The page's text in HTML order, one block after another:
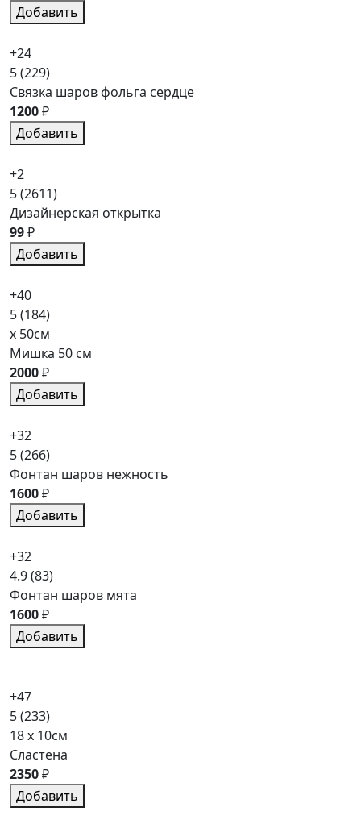
Добавить
+24
5(229)
Связка шаров фольга сердце
1200₽
Добавить
+2
5(2611)
Дизайнерская открытка
99₽
Добавить
+40
5(184)
x 50см
Мишка 50 см
2000₽
Добавить
+32
5(266)
Фонтан шаров нежность
1600₽
Добавить
+32
4.9(83)
Фонтан шаров мята
1600₽
Добавить
+47
5(233)
18 x 10см
Сластена
2350₽
Добавить